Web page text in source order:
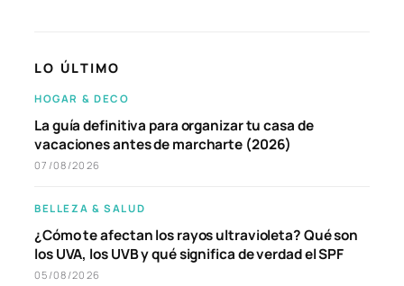
LO ÚLTIMO
HOGAR & DECO
La guía definitiva para organizar tu casa de
vacaciones antes de marcharte (2026)
07/08/2026
BELLEZA & SALUD
¿Cómo te afectan los rayos ultravioleta? Qué son
los UVA, los UVB y qué significa de verdad el SPF
05/08/2026